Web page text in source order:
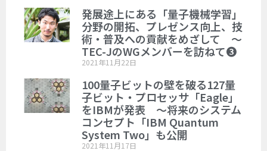
発展途上にある「量子機械学習」
分野の開拓、プレゼンス向上、技
術・普及への貢献をめざして ～
TEC-JのWGメンバーを訪ねて❸
2021年11月22日
100量子ビットの壁を破る127量
子ビット・プロセッサ「Eagle」
をIBMが発表 ～将来のシステム
コンセプト「IBM Quantum
System Two」も公開
2021年11月17日